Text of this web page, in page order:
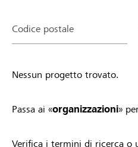
Codice postale
Nessun progetto trovato.
Passa ai «organizzazioni»
Verifica i termini di ricerca o